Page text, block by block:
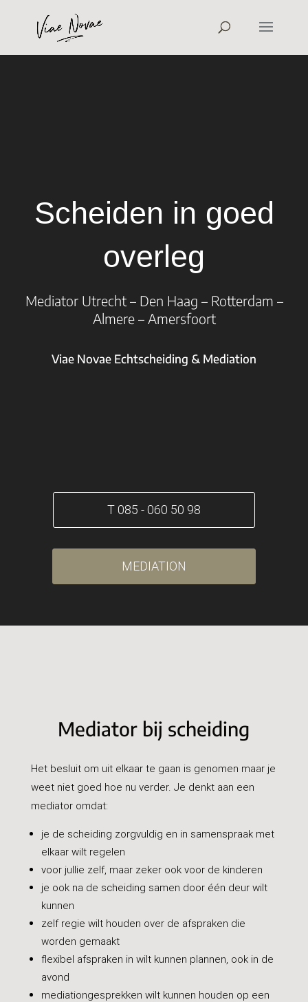
Scheiden in goed
overleg
Mediator Utrecht – Den Haag – Rotterdam –
Almere – Amersfoort
Viae Novae Echtscheiding & Mediation
T 085 - 060 50 98
MEDIATION
Mediator bij scheiding
Het besluit om uit elkaar te gaan is genomen maar je
weet niet goed hoe nu verder. Je denkt aan een
mediator omdat:
je de scheiding zorgvuldig en in samenspraak met
elkaar wilt regelen
voor jullie zelf, maar zeker ook voor de kinderen
je ook na de scheiding samen door één deur wilt
kunnen
zelf regie wilt houden over de afspraken die
worden gemaakt
flexibel afspraken in wilt kunnen plannen, ook in de
avond
mediationgesprekken wilt kunnen houden op een